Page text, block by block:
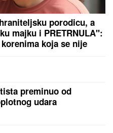
Ovako se Đanijev sin